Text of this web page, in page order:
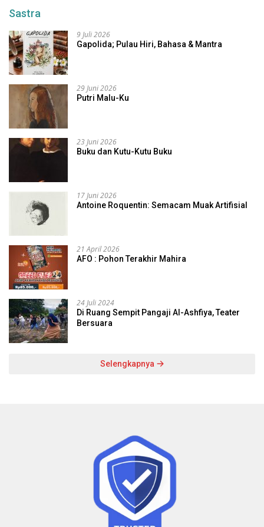
Sastra
9 Juli 2026
Gapolida; Pulau Hiri, Bahasa & Mantra
29 Juni 2026
Putri Malu-Ku
23 Juni 2026
Buku dan Kutu-Kutu Buku
17 Juni 2026
Antoine Roquentin: Semacam Muak Artifisial
21 April 2026
AFO : Pohon Terakhir Mahira
24 Juli 2024
Di Ruang Sempit Pangaji Al-Ashfiya, Teater
Bersuara
Selengkapnya